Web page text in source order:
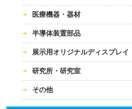
医療機器・器材
半導体装置部品
展示用オリジナルディスプレイ
研究所・研究室
その他